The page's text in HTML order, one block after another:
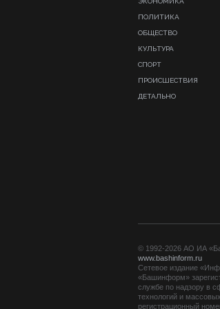
ПОЛИТИКА
ОБЩЕСТВО
КУЛЬТУРА
СПОРТ
ПРОИСШЕСТВИЯ
ДЕТАЛЬНО
© 1992-2026 АО ИА
www.bashinform.ru
Сетевое издание
«Башинформ»
службе по надзору в
технологий и
регистрационный